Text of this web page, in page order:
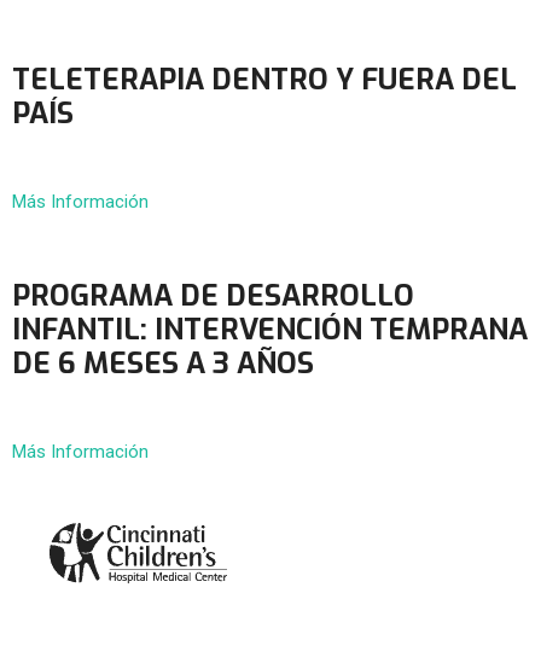
TELETERAPIA DENTRO Y FUERA DEL
PAÍS
Más Información
PROGRAMA DE DESARROLLO
INFANTIL: INTERVENCIÓN TEMPRANA
DE 6 MESES A 3 AÑOS
Más Información